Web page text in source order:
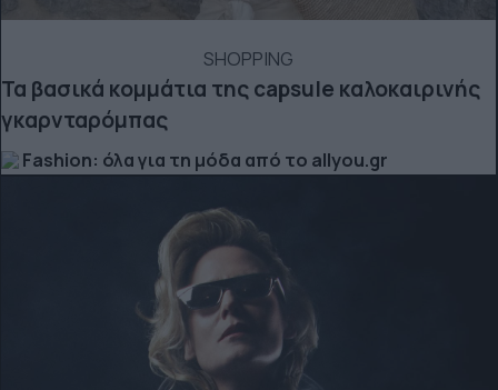
SHOPPING
Τα βασικά κομμάτια της capsule καλοκαιρινής
γκαρνταρόμπας
Fashion: όλα για τη μόδα από το allyou.gr